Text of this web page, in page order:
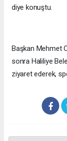
diye konuştu.
Başkan Mehmet
sonra Haliliye
ziyaret ederek,